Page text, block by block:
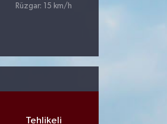
Rüzgar: 15 km/h
Tehlikeli